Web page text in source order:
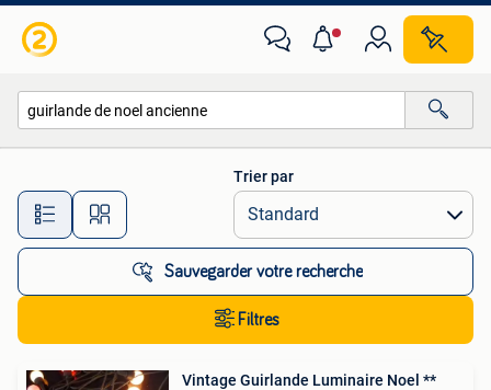
Toutes les distances…
Trier par
Sauvegarder votre recherche
Filtres
Vintage Guirlande Luminaire Noel **